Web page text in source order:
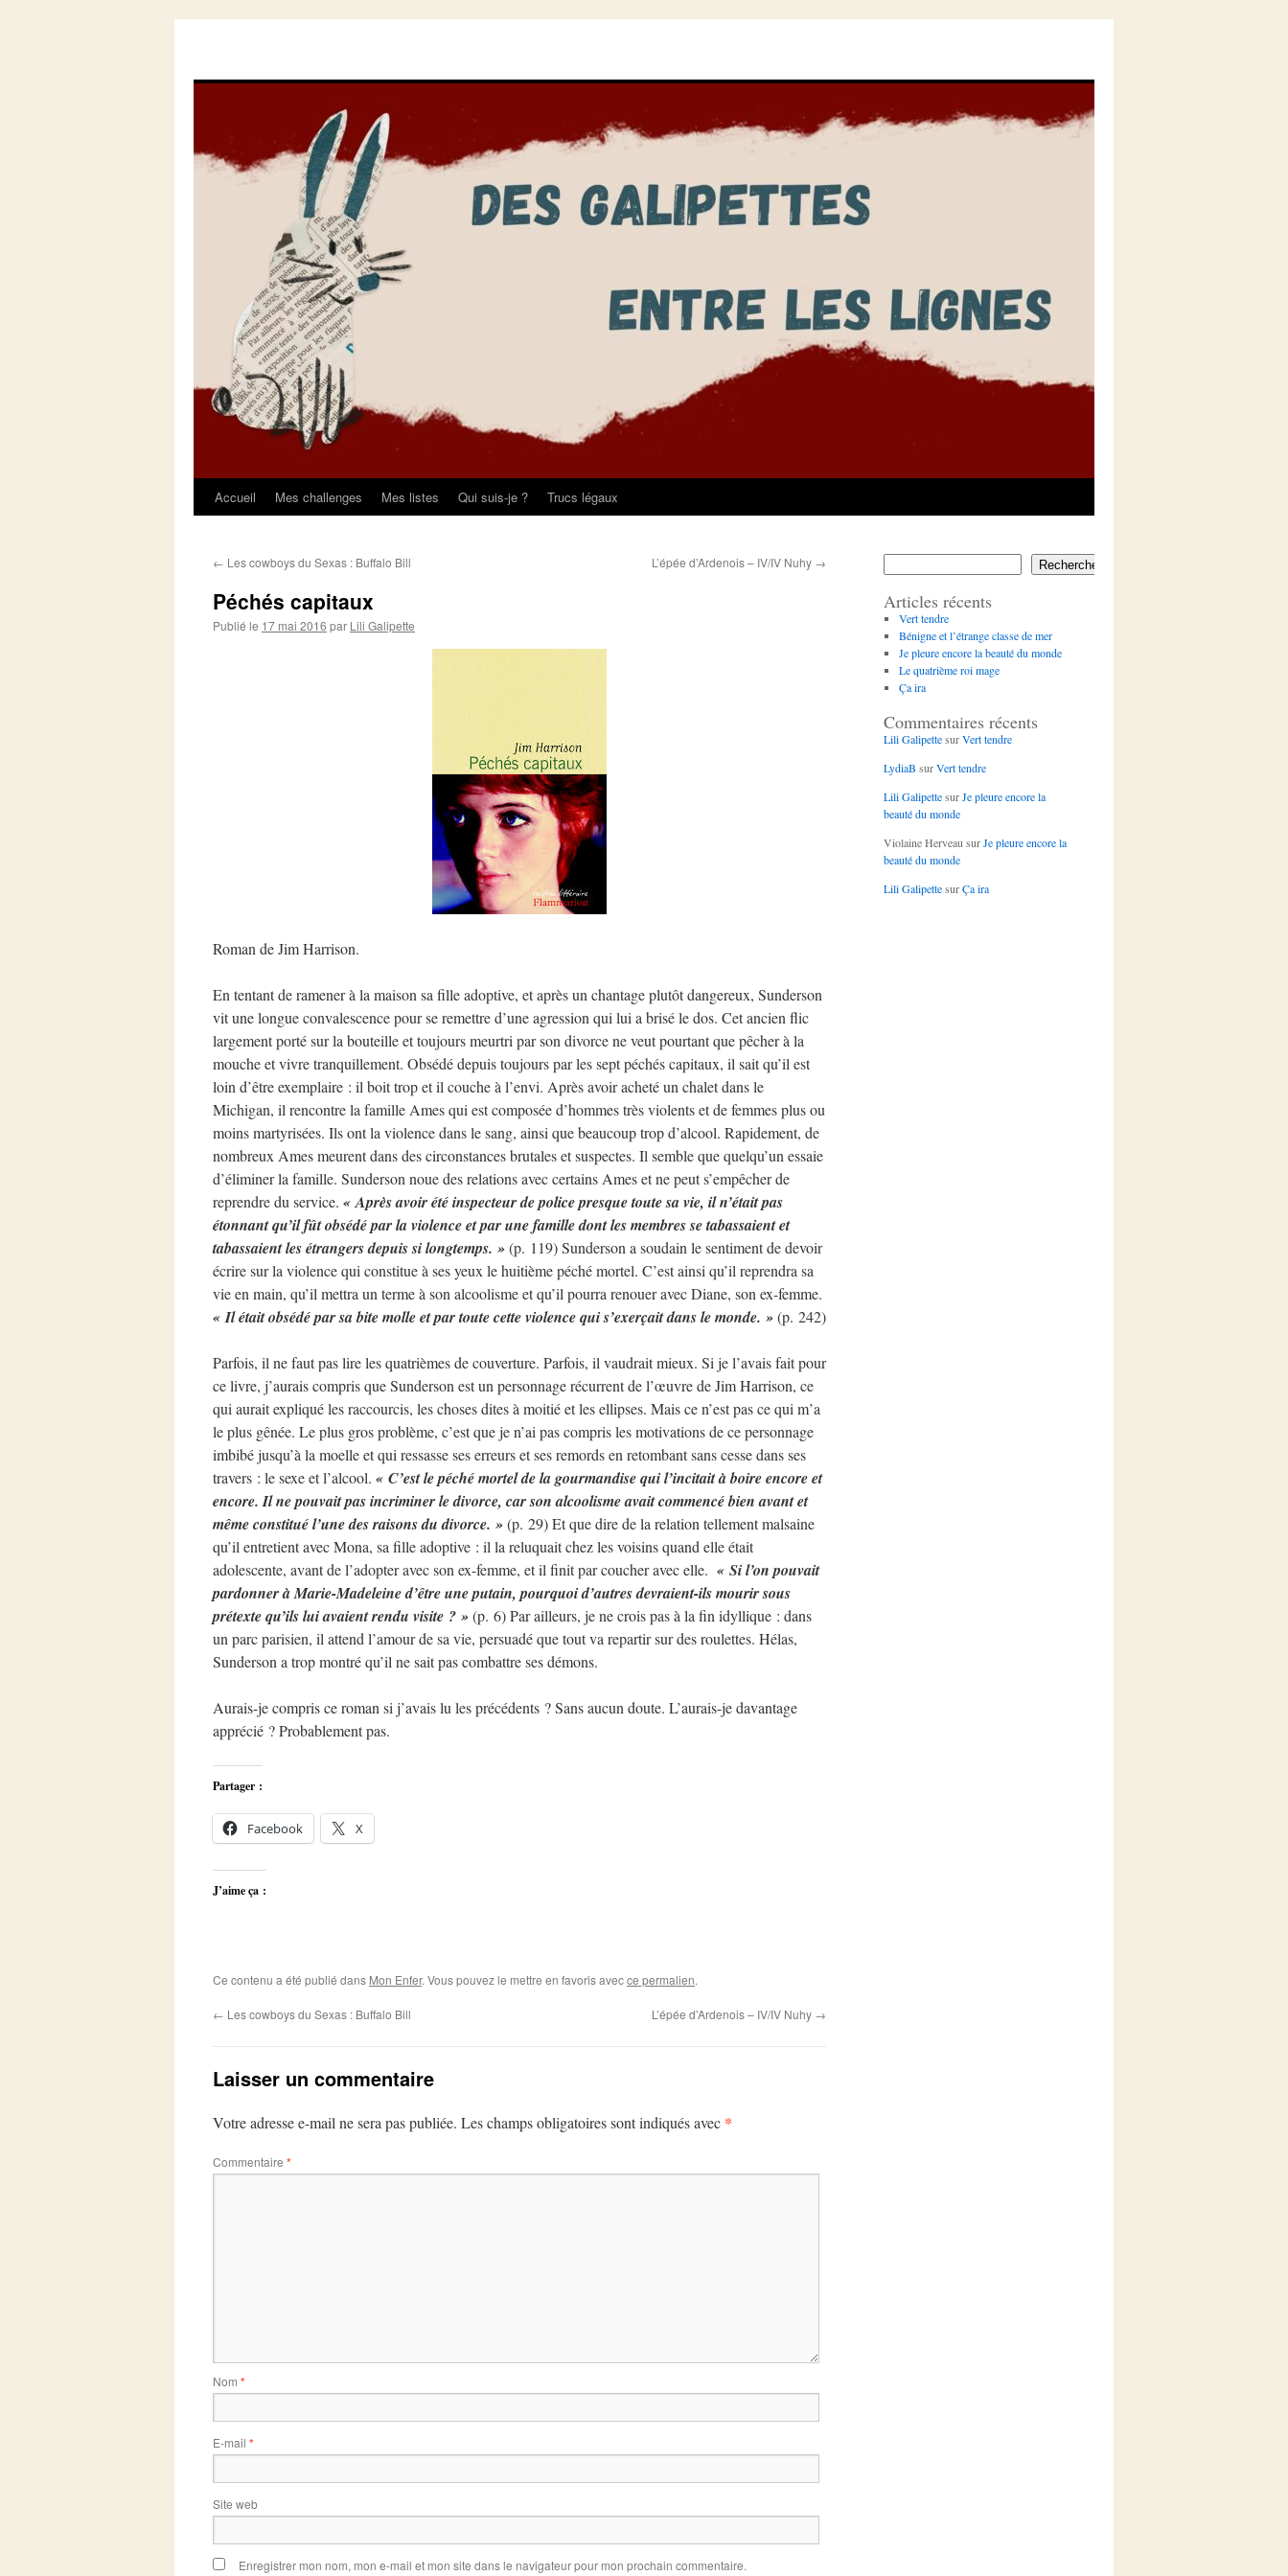
Aller
contenu
Accueil Mes challenges Mes listes Qui suis-je ? Trucs légaux
← Les cowboys du Sexas : Buffalo Bill L’épée d’Ardenois – IV/IV Nuhy →
Péchés capitaux
Publié le 17 mai 2016 par Lili Galipette
Roman de Jim Harrison.
En tentant de ramener à la maison sa fille adoptive, et après un chantage plutôt dangereux, Sunderson
vit une longue convalescence pour se remettre d’une agression qui lui a brisé le dos. Cet ancien flic
largement porté sur la bouteille et toujours meurtri par son divorce ne veut pourtant que pêcher à la
mouche et vivre tranquillement. Obsédé depuis toujours par les sept péchés capitaux, il sait qu’il est
loin d’être exemplaire : il boit trop et il couche à l’envi. Après avoir acheté un chalet dans le
Michigan, il rencontre la famille Ames qui est composée d’hommes très violents et de femmes plus ou
moins martyrisées. Ils ont la violence dans le sang, ainsi que beaucoup trop d’alcool. Rapidement, de
nombreux Ames meurent dans des circonstances brutales et suspectes. Il semble que quelqu’un essaie
d’éliminer la famille. Sunderson noue des relations avec certains Ames et ne peut s’empêcher de
reprendre du service. « Après avoir été inspecteur de police presque toute sa vie, il n’était pas
étonnant qu’il fût obsédé par la violence et par une famille dont les membres se tabassaient et
tabassaient les étrangers depuis si longtemps. »(p. 119) Sunderson a soudain le sentiment de devoir
écrire sur la violence qui constitue à ses yeux le huitième péché mortel. C’est ainsi qu’il reprendra sa
vie en main, qu’il mettra un terme à son alcoolisme et qu’il pourra renouer avec Diane, son ex-femme.
« Il était obsédé par sa bite molle et par toute cette violence qui s’exerçait dans le monde. »(p. 242)
Parfois, il ne faut pas lire les quatrièmes de couverture. Parfois, il vaudrait mieux. Si je l’avais fait pour
ce livre, j’aurais compris que Sunderson est un personnage récurrent de l’œuvre de Jim Harrison, ce
qui aurait expliqué les raccourcis, les choses dites à moitié et les ellipses. Mais ce n’est pas ce qui m’a
le plus gênée. Le plus gros problème, c’est que je n’ai pas compris les motivations de ce personnage
imbibé jusqu’à la moelle et qui ressasse ses erreurs et ses remords en retombant sans cesse dans ses
travers : le sexe et l’alcool. « C’est le péché mortel de la gourmandise qui l’incitait à boire encore et
encore. Il ne pouvait pas incriminer le divorce, car son alcoolisme avait commencé bien avant et
même constitué l’une des raisons du divorce. »(p. 29) Et que dire de la relation tellement malsaine
qu’il entretient avec Mona, sa fille adoptive : il la reluquait chez les voisins quand elle était
adolescente, avant de l’adopter avec son ex-femme, et il finit par coucher avec elle. « Si l’on pouvait
pardonner à Marie-Madeleine d’être une putain, pourquoi d’autres devraient-ils mourir sous
prétexte qu’ils lui avaient rendu visite ? »(p. 6) Par ailleurs, je ne crois pas à la fin idyllique : dans
un parc parisien, il attend l’amour de sa vie, persuadé que tout va repartir sur des roulettes. Hélas,
Sunderson a trop montré qu’il ne sait pas combattre ses démons.
Aurais-je compris ce roman si j’avais lu les précédents ? Sans aucun doute. L’aurais-je davantage
apprécié ? Probablement pas.
Partager :
Facebook X
J’aime ça :
Ce contenu a été publié dans Mon Enfer. Vous pouvez le mettre en favoris avecce permalien.
← Les cowboys du Sexas : Buffalo Bill L’épée d’Ardenois – IV/IV Nuhy →
Laisser un commentaire
Votre adresse e-mail ne sera pas publiée. Les champs obligatoires sont indiqués avec *
Commentaire *
Nom *
E-mail *
Site web
Enregistrer mon nom, mon e-mail et mon site dans le navigateur pour mon prochain commentaire.
Rechercher
Articles récents
Vert tendre
Bénigne et l’étrange classe de mer
Je pleure encore la beauté du monde
Le quatrième roi mage
Ça ira
Commentaires récents
Lili GalipettesurVert tendre
LydiaB surVert tendre
Lili GalipettesurJe pleure encore la
beauté du monde
Violaine Herveau surJe pleure encore la
beauté du monde
Lili GalipettesurÇa ira